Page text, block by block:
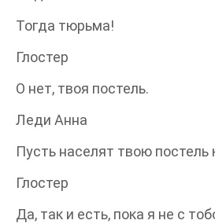
Тогда тюрьма!
Глостер
О нет, твоя постель.
Леди Анна
Пусть населят твою
Глостер
Да, так и есть, пока я не с